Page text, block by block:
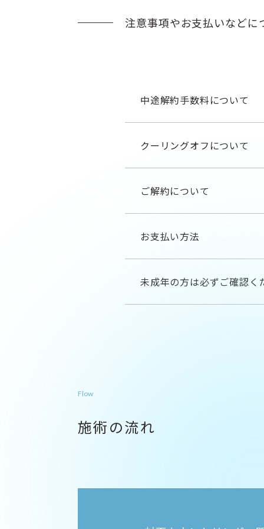
注意事項やお支払いなどに
中途解約手数料について
クーリングオフについて
ご解約について
お支払い方法
未成年の方は必ずご確認く
Flow
施術の流れ